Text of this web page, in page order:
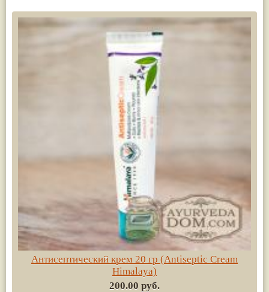
Антисептический крем 20 гр (Antiseptic Cream
Himalaya)
200.00 руб.